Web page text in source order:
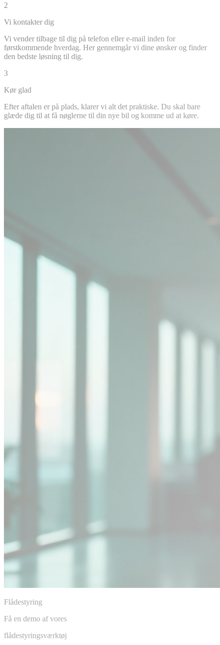
2
Vi kontakter dig
Vi vender tilbage til dig på telefon eller e-mail inden for
førstkommende hverdag. Her gennemgår vi dine ønsker og finder
den bedste løsning til dig.
3
Kør glad
Efter aftalen er på plads, klarer vi alt det praktiske. Du skal bare
glæde dig til at få nøglerne til din nye bil og komme ud at køre.
Flådestyring
Få en demo af vores
flådestyringsværktøj